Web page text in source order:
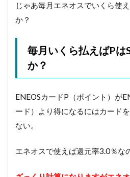
じゃあ毎月エネオスでいくら使
か？
毎月いくら払えばPは
か？
ENEOSカードP（ポイント）が
ード）より得になるにはカード
ない。
エネオスで使えば還元率3.0％な